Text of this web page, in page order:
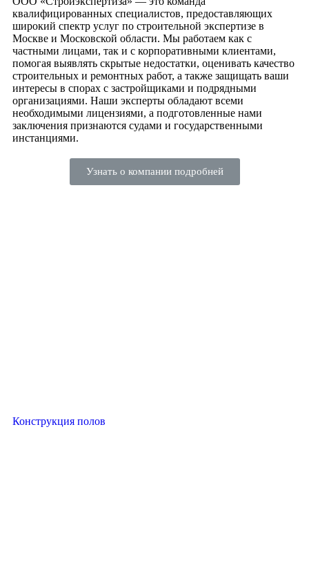
квалифицированных специалистов, предоставляющих
широкий спектр услуг по строительной экспертизе в
Москве и Московской области. Мы работаем как с
частными лицами, так и с корпоративными клиентами,
помогая выявлять скрытые недостатки, оценивать качество
строительных и ремонтных работ, а также защищать ваши
интересы в спорах с застройщиками и подрядными
организациями. Наши эксперты обладают всеми
необходимыми лицензиями, а подготовленные нами
заключения признаются судами и государственными
инстанциями.
Узнать о компании подробней
Конструкция полов